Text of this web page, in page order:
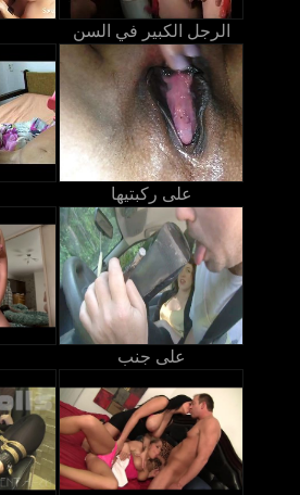
الرجل الكبير في السن
على ركبتيها
على جنب